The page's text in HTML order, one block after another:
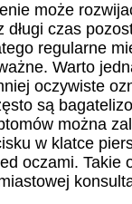
może
długi czas
regularne
Warto
oczywiste
są
można
w klatce
oczami. Takie